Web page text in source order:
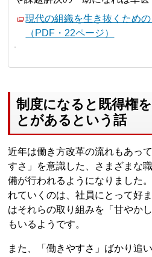
現代の組織を生き抜くため
（PDF・22ページ）
制度になると既得権
とがあるという話
近年は働き方改革の流れもあっ
すさ」を意識した、さまざまな
備が行われるようになりました
れていくのは、社員にとって好
はそれらの取り組みを「甘やか
もいるようです。
また、「働きやすさ」ばかり追